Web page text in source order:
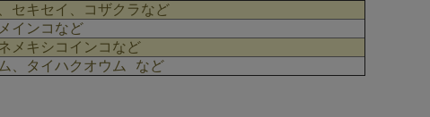
セキセイ、コザクラなど
インコなど
メキシコインコなど
、タイハクオウム など